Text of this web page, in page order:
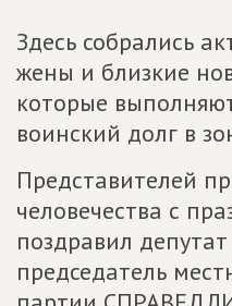
Здесь собрались
жены и близкие
которые
воинский долг в
Представителей
человечества с
поздравил
председатель